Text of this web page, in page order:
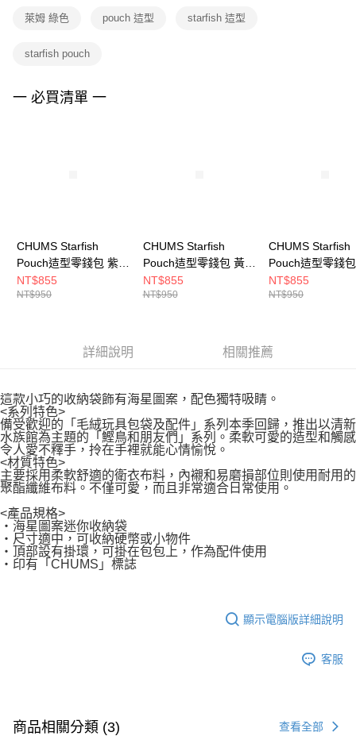
權轉讓予恩沛科技股份有限公司。
３．未成年的使用者請事先徵得法定代理人或監護人之同意方可使用
４．使用「AFTEE先享後付」時，將依據個別帳號之用戶狀況，依本公司即
萊姆 綠色 pouch 迼型 starfish 迼型
starfish pouch
一 必買清單 一
CHUMS Starfish
Pouch迼型零錢包 紫/
藍綠 CH604057P020
NT$855
NT$950
CHUMS Starfish
Pouch迼型零錢包 黃色
CH604057Y001
NT$855
NT$950
CHUMS Starfish
Pouch迼型零錢
CH604057P001
NT$855
NT$950
詳細說明 相關推薦
這款小巧的收納袋飾有海星圖案，配色獨特吸睛。
<系列特色>
備受歡迎的「毛絨玩具包袋及配件」系列本季回歸，推出以清新
水族館為主題的「鰹鳥和朋友們」系列。柔軟可愛的造型和觸感
令人愛不釋手，拎在手裡就能心情愉悅。
<材質特色>
主要採用柔軟舒適的衛衣布料，內襯和易磨損部位則使用耐用的
聚酯纖維布料。不僅可愛，而且非常適合日常使用。
<產品規格>
・海星圖案迷你收納袋
・尺寸適中，可收納硬幣或小物件
・頂部設有掛環，可掛在包包上，作為配件使用
・印有「CHUMS」標誌
顯示電腦版詳細說明
客服
商品相關分類 (3) 查看全部